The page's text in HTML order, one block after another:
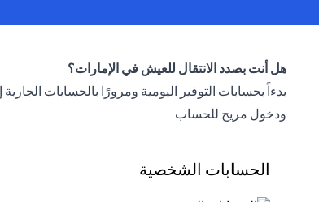
هل أنت بصدد الانتقال للعيش في الإمارات؟
بدءاً بحسابات التوفير اليومية ومرورًا بالحسابات
ودخول مريح للحساب
الحسابات الشخصية